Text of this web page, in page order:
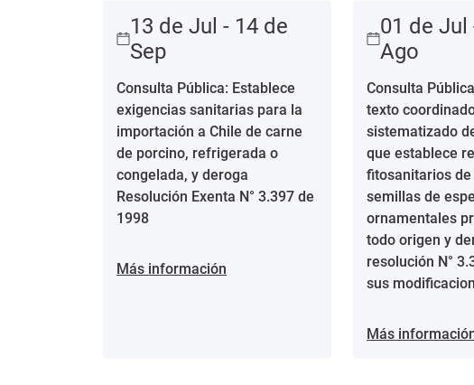
13 de Jul - 14 de
Sep
Consulta Pública: Establece
exigencias sanitarias para la
importación a Chile de carne
de porcino, refrigerada o
congelada, y deroga
Resolución Exenta N° 3.397 de
1998
Más información
01 de Jul
Ago
Consulta
texto
sistematizado
que establece
fitosanitarios
semillas de
ornamentales
todo origen y
resolución N°
sus
Más